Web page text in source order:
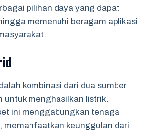
pilihan daya yang dapat
memenuhi beragam aplikasi
kombinasi dari dua sumber
untuk menghasilkan listrik.
ini menggabungkan tenaga
memanfaatkan keunggulan dari